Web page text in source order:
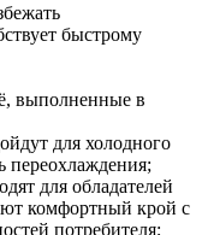
быстрому
выполненные в
для холодного
переохлаждения;
для обладателей
комфортный крой с
потребителя;